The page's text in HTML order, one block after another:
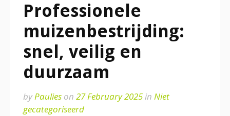
Professionele
muizenbestrijding:
snel, veilig en
duurzaam
byPaulies on 27 February 2025in Niet
gecategoriseerd